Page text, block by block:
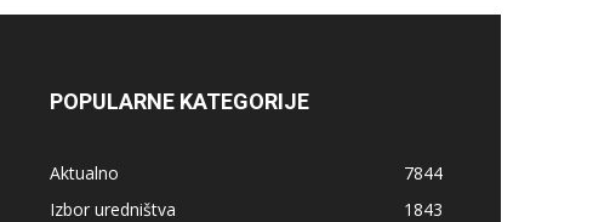
POPULARNE KATEGORIJE
Aktualno
7844
Izbor uredništva
1843